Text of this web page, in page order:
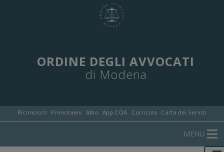
ORDINE DEGLI AVVOCATI
di Modena
Riconosco Prenotalex Albo App COA Curricula Carta dei Servizi
MENU